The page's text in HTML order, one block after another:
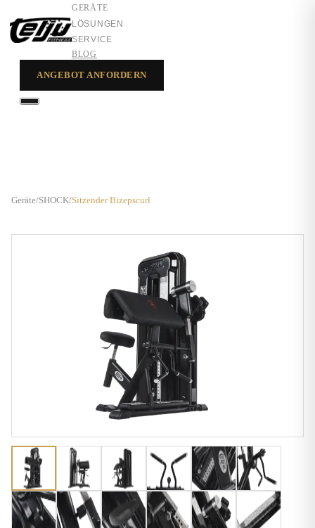
GERÄTE
LÖSUNGEN
SERVICE
BLOG
ANGEBOT ANFORDERN
Geräte/SHOCK/Sitzender Bizepscurl